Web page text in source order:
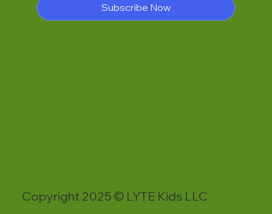
Subscribe Now
Copyright 2025 © LYTE Kids LLC